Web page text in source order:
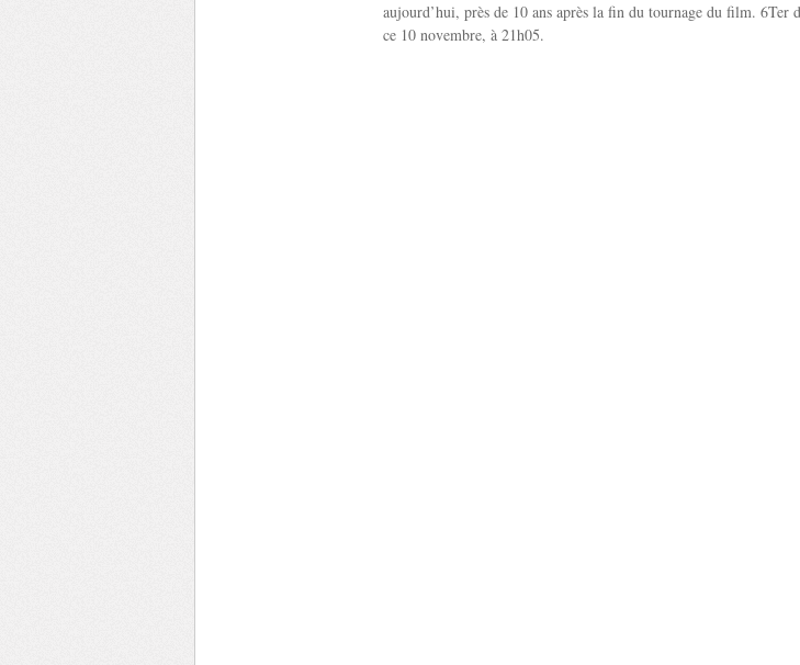
aujourd’hui, près de 10 ans après la fin du tournage du film. 6Ter
ce 10 novembre, à 21h05.